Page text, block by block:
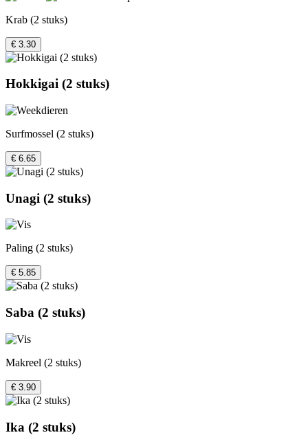
Krab (2 stuks)
€ 3.30
Hokkigai (2 stuks)
Surfmossel (2 stuks)
€ 6.65
Unagi (2 stuks)
Paling (2 stuks)
€ 5.85
Saba (2 stuks)
Makreel (2 stuks)
€ 3.90
Ika (2 stuks)